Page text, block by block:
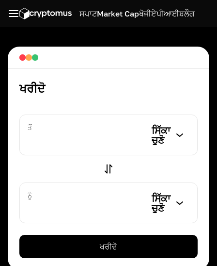
ਸਪਾਟMarket Capਖੋਜੀਏਪੀਆਈਬਲੌਗ
ਖਰੀਦੋ
ਤੋਂ
ਸਿੱਕਾ
ਚੁਣੋ
ਨੂੰ
ਸਿੱਕਾ
ਚੁਣੋ
ਖਰੀਦੋ